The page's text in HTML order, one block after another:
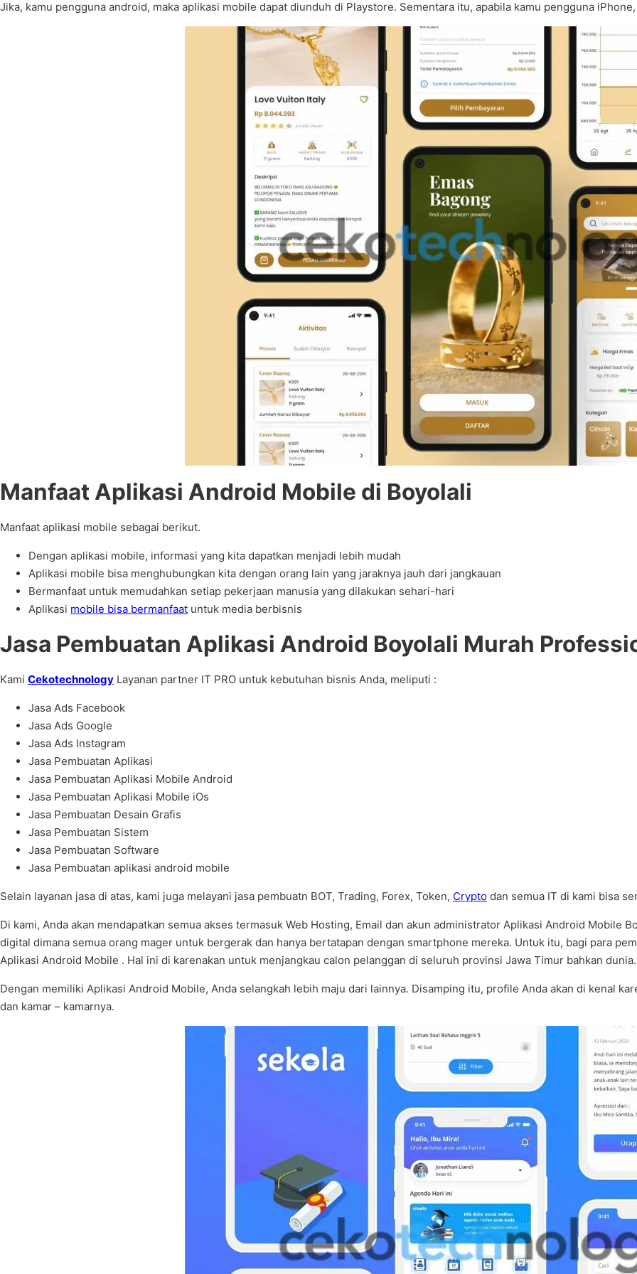
Jika, kamu pengguna android, maka aplikasi mobile dapat diunduh di Playstore. Sementara itu, apabila kamu pengguna
Manfaat Aplikasi Android Mobile di Boyolali
Manfaat aplikasi mobile sebagai berikut.
Dengan aplikasi mobile, informasi yang kita dapatkan menjadi lebih mudah
Aplikasi mobile bisa menghubungkan kita dengan orang lain yang jaraknya jauh dari jangkauan
Bermanfaat untuk memudahkan setiap pekerjaan manusia yang dilakukan sehari-hari
Aplikasi mobile bisa bermanfaat untuk media berbisnis
Jasa Pembuatan Aplikasi Android Boyolali Murah
Kami Cekotechnology Layanan partner IT PRO untuk kebutuhan bisnis Anda, meliputi :
Jasa Ads Facebook
Jasa Ads Google
Jasa Ads Instagram
Jasa Pembuatan Aplikasi
Jasa Pembuatan Aplikasi Mobile Android
Jasa Pembuatan Aplikasi Mobile iOs
Jasa Pembuatan Desain Grafis
Jasa Pembuatan Sistem
Jasa Pembuatan Software
Jasa Pembuatan aplikasi android mobile
Selain layanan jasa di atas, kami juga melayani jasa pembuatn BOT, Trading, Forex, Token, Crypto dan semua IT di kami bisa
Di kami, Anda akan mendapatkan semua akses termasuk Web Hosting, Email dan akun administrator Aplikasi Android Mobile
digital dimana semua orang mager untuk bergerak dan hanya bertatapan dengan smartphone mereka. Untuk itu, bagi para
Aplikasi Android Mobile . Hal ini di karenakan untuk menjangkau calon pelanggan di seluruh provinsi Jawa Timur bahkan dunia.
Dengan memiliki Aplikasi Android Mobile, Anda selangkah lebih maju dari lainnya. Disamping itu, profile Anda akan di kenal
dan kamar – kamarnya.